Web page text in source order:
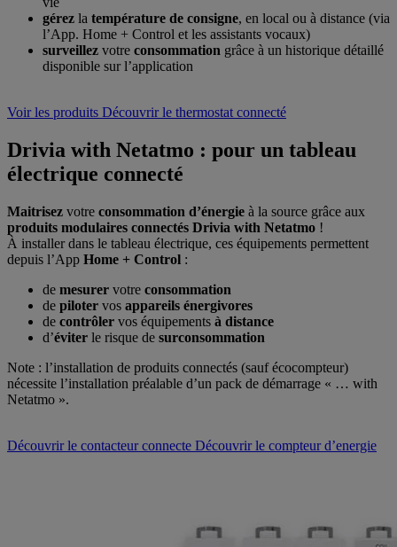
gérez la température de consigne, en local ou à distance (via
l’App. Home + Control et les assistants vocaux)
surveillez votre consommation grâce à un historique détaillé
disponible sur l’application
Voir les produits Découvrir le thermostat connecté
Drivia with Netatmo : pour un tableau
électrique connecté
Maitrisez votre consommation d’énergie à la source grâce aux
produits modulaires connectés Drivia with Netatmo !
À installer dans le tableau électrique, ces équipements permettent
depuis l’App Home + Control :
de mesurer votre consommation
de piloter vos appareils énergivores
de contrôler vos équipements à distance
d’éviter le risque de surconsommation
Note : l’installation de produits connectés (sauf écocompteur)
nécessite l’installation préalable d’un pack de démarrage « … with
Netatmo ».
Découvrir le contacteur connecte Découvrir le compteur d’energie